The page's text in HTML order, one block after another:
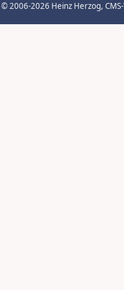
© 2006-2026 Heinz Herzog,